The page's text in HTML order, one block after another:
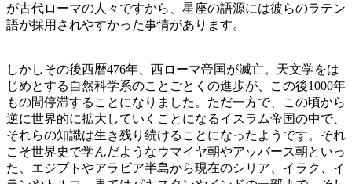
が古代ローマの人々ですから、星座の語源には彼らのラテン
語が採用されやすかった事情があります。
しかしその後西暦476年、西ローマ帝国が滅亡。天文学をは
じめとする自然科学系のことごとくの進歩が、この後1000年
もの間停滞することになりました。ただ一方で、この頃から
逆に世界的に拡大していくことになるイスラム帝国の中で、
それらの知識は生き残り続けることになったようです。それ
こそ世界史で学んだようなウマイヤ朝やアッバース朝といっ
た、エジプトやアラビア半島から現在のシリア、イラク、イ